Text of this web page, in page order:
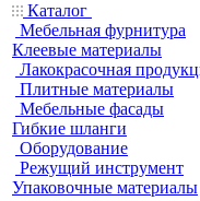
Каталог
Мебельная фурнитура
Клеевые материалы
Лакокрасочная
Плитные материалы
Мебельные фасады
Гибкие шланги
Оборудование
Режущий инструмент
Упаковочные материалы